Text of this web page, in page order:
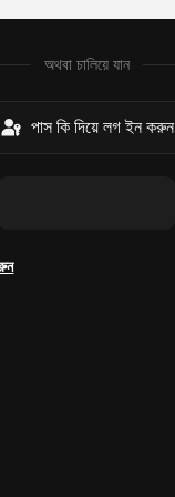
অথবা চালিয়ে যান
পাস কি দিয়ে লগ ইন করুন